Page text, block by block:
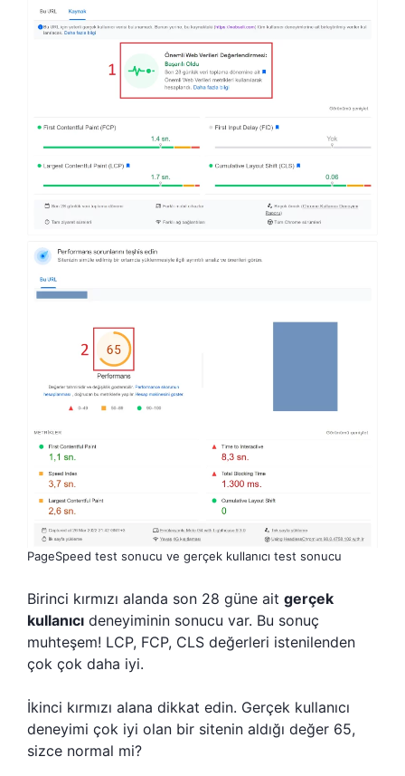
PageSpeed test sonucu ve gerçek kullanıcı test sonucu
Birinci kırmızı alanda son 28 güne ait gerçek
kullanıcı deneyiminin sonucu var. Bu sonuç
muhteşem! LCP, FCP, CLS değerleri istenilenden
çok çok daha iyi.
İkinci kırmızı alana dikkat edin. Gerçek kullanıcı
deneyimi çok iyi olan bir sitenin aldığı değer 65,
sizce normal mi?